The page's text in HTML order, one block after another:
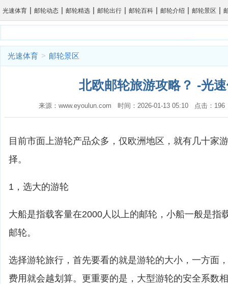
光速体育 | 邮轮动态 | 邮轮精选 | 邮轮出行 | 邮轮百科 | 邮轮介绍 | 邮轮景区 |
光速体育 > 邮轮景区
北欧邮轮旅游攻略？ -光
来源：www.eyoulun.com 时间：2026-01-13 05:10 点击：
目前市面上游轮产品众多，仅欧洲地区，就有几十家
择。
1，选大的游轮
大船是指载客量在2000人以上的邮轮，小船一般是指
邮轮。
选择游轮旅行，首先要看的就是游轮的大小，一方面
费用就会越划算。更重要的是，大型游轮的安全系数